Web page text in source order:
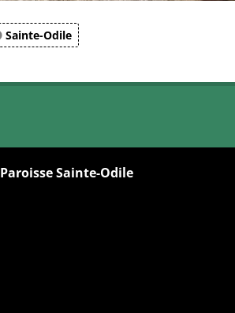
Sainte-Odile
Paroisse Sainte-Odile